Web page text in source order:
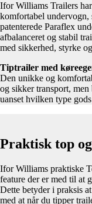
Ifor Williams Trailers
komfortabel undervogn,
patenterede Paraflex
afbalanceret og stabil
med sikkerhed, styrke
Tiptrailer med
Den unikke og
og sikker transport, men
uanset hvilken type
Praktisk top
Ifor Williams praktiske
feature der er med til at
Dette betyder i praksis
med at når du tipper